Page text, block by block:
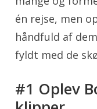
én rejse, men
håndfuld af
fyldt med de
#1 Oplev